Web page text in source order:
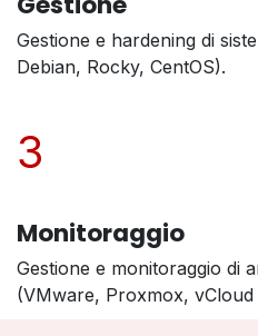
Gestione e hardening di
Debian, Rocky, CentOS).
3
Monitoraggio
Gestione e monitoraggio di
(VMware, Proxmox,